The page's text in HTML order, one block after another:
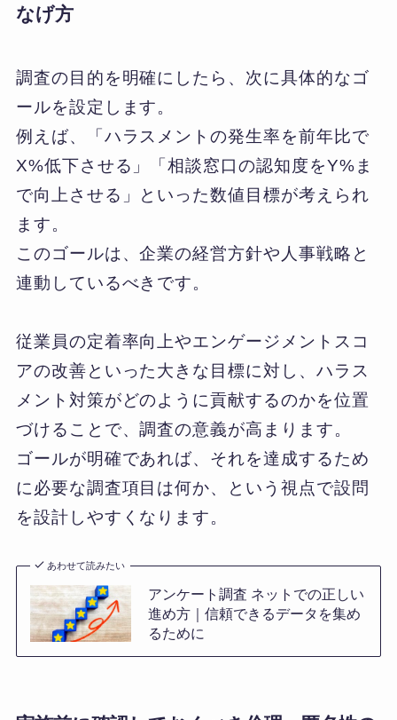
なげ方
調査の目的を明確にしたら、次に具体的なゴ
ールを設定します。
例えば、「ハラスメントの発生率を前年比で
X%低下させる」「相談窓口の認知度をY%ま
で向上させる」といった数値目標が考えられ
ます。
このゴールは、企業の経営方針や人事戦略と
連動しているべきです。
従業員の定着率向上やエンゲージメントスコ
アの改善といった大きな目標に対し、ハラス
メント対策がどのように貢献するのかを位置
づけることで、調査の意義が高まります。
ゴールが明確であれば、それを達成するため
に必要な調査項目は何か、という視点で設問
を設計しやすくなります。
あわせて読みたい
アンケート調査 ネットでの正しい
進め方｜信頼できるデータを集め
るために